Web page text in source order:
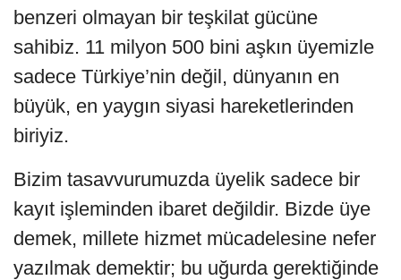
benzeri olmayan bir teşkilat gücüne
sahibiz. 11 milyon 500 bini aşkın üyemizle
sadece Türkiye’nin değil, dünyanın en
büyük, en yaygın siyasi hareketlerinden
biriyiz.
Bizim tasavvurumuzda üyelik sadece bir
kayıt işleminden ibaret değildir. Bizde üye
demek, millete hizmet mücadelesine nefer
yazılmak demektir; bu uğurda gerektiğinde